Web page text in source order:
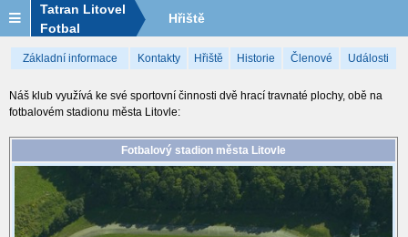
Tatran Litovel
Fotbal
Hřiště
Základní informace Kontakty Hřiště Historie Členové Události
Náš klub využívá ke své sportovní činnosti dvě hrací travnaté plochy, obě na
fotbalovém stadionu města Litovle:
Fotbalový stadion města Litovle